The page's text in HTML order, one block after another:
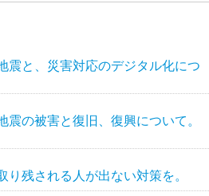
震と、災害対応のデジタル化につ
震の被害と復旧、復興について。
残される人が出ない対策を。